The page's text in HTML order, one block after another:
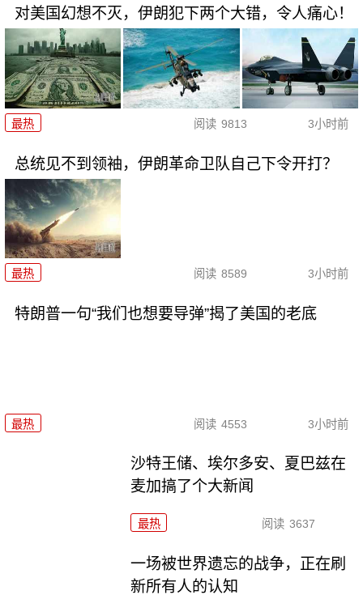
对美国幻想不灭，伊朗犯下两个大错，令人痛心！
最热 阅读 9813 3小时前
总统见不到领袖，伊朗革命卫队自己下令开打？
最热 阅读 8589 3小时前
特朗普一句“我们也想要导弹”揭了美国的老底
最热 阅读 4553 3小时前
沙特王储、埃尔多安、夏巴兹在
麦加搞了个大新闻
最热 阅读 3637
一场被世界遗忘的战争，正在刷
新所有人的认知